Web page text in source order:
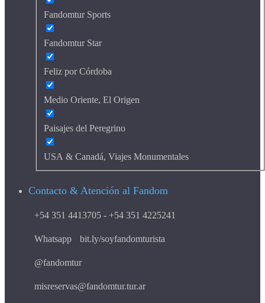
Fandomtur Sports
Fandomtur Star
Feliz por Córdoba
Medio Oriente, El Origen
Paisajes del Peregrino
USA & Canadá, Viajes Monumentales
Contacto & Atención al Fandom
+54 351 4413705 - +54 351 4225241
Whatsapp bit.ly/soyfandomturista
@fandomtur
misreservas@fandomtur.tur.ar